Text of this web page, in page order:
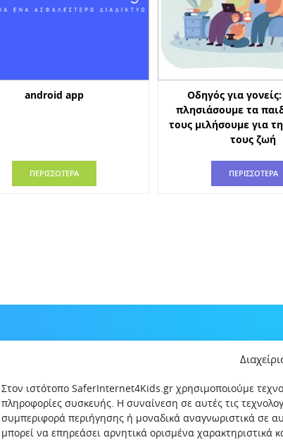
Στον ιστότοπο SaferInternet4Kids.gr χρησιμοποιούμε
πληροφορίες συσκευής. Η συναίνεση σε αυτές τις
συμπεριφορά περιήγησης ή μοναδικά αναγνωριστικά σε
μπορεί να επηρεάσει αρνητικά ορισμένα
android app
ΠΕΡΙΣΣΟΤΕΡΑ
Οδηγός για
πλησιάσουμε τα
τους μιλήσουμε για
τους ζωή
ΠΕΡΙΣΣΟΤΕΡΑ